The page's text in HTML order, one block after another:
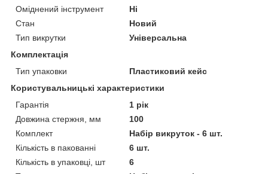
Оміднений інструмент
Ні
Стан
Новий
Тип викрутки
Універсальна
Комплектація
Тип упаковки
Пластиковий кейс
Користувальницькі характеристики
Гарантія
1 рік
Довжина стержня, мм
100
Комплект
Набір викруток - 6 шт.
Кількість в пакованні
6 шт.
Кількість в упаковці, шт
6